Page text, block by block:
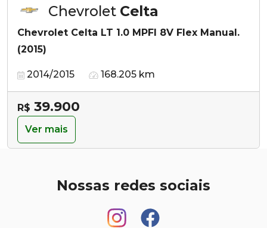
Chevrolet Celta
Chevrolet Celta LT 1.0 MPFI 8V Flex Manual.
(2015)
2014/2015 168.205 km
R$ 39.900
Ver mais
Nossas redes sociais